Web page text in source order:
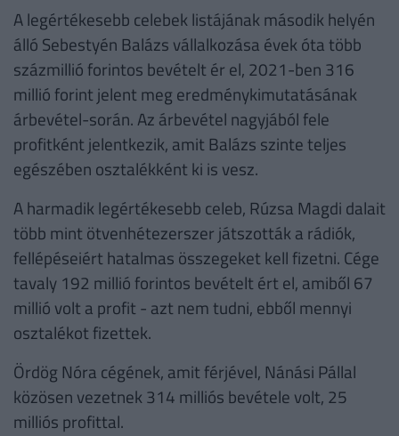
A legértékesebb celebek listájának második helyén
álló Sebestyén Balázs vállalkozása évek óta több
százmillió forintos bevételt ér el, 2021-ben 316
millió forint jelent meg eredménykimutatásának
árbevétel-során. Az árbevétel nagyjából fele
profitként jelentkezik, amit Balázs szinte teljes
egészében osztalékként ki is vesz.
A harmadik legértékesebb celeb, Rúzsa Magdi dalait
több mint ötvenhétezerszer játszották a rádiók,
fellépéseiért hatalmas összegeket kell fizetni. Cége
tavaly 192 millió forintos bevételt ért el, amiből 67
millió volt a profit - azt nem tudni, ebből mennyi
osztalékot fizettek.
Ördög Nóra cégének, amit férjével, Nánási Pállal
közösen vezetnek 314 milliós bevétele volt, 25
milliós profittal.